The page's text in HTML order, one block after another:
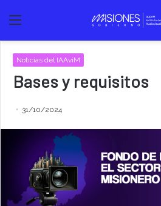
Menú
Noticias del IAAviM
Bases y requisitos
31/10/2024